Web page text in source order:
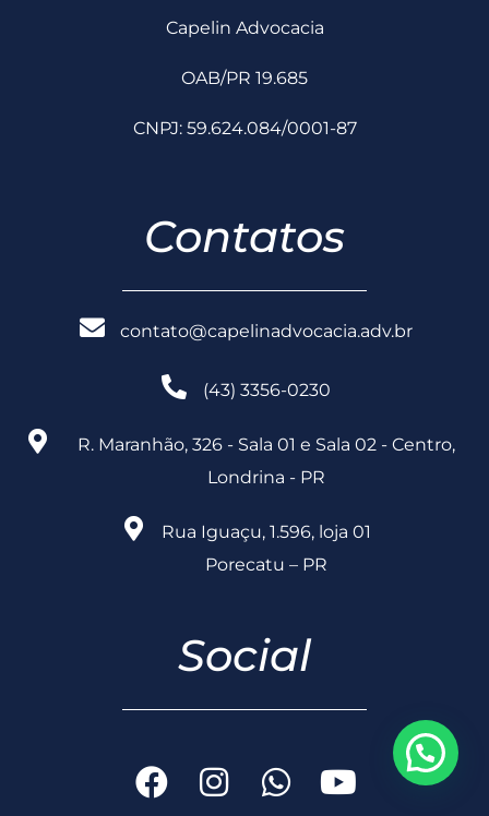
Capelin Advocacia
OAB/PR 19.685
CNPJ: 59.624.084/0001-87
Contatos
contato@capelinadvocacia.adv.br
(43) 3356-0230
R. Maranhão, 326 - Sala 01 e Sala 02 - Centro,
Londrina - PR
Rua Iguaçu, 1.596, loja 01
Porecatu – PR
Social